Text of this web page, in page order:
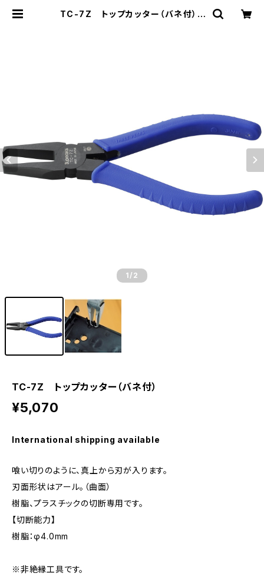
TC-7Z トップカッター（バネ付） |
1 /2
TC-7Z トップカッター（バネ付）
¥5,070
International shipping available
喰い切りのように、真上から刃が入ります。
刃面形状はアール。（曲面）
樹脂、プラスチックの切断専用です。
【切断能力】
樹脂：φ4.0mm
※非絶縁工具です。